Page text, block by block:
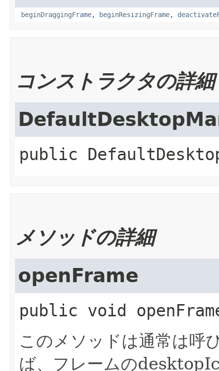
beginDraggingFrame, beginResizingFrame,
コンストラクタの詳細
public
メソッドの詳細
openFrame
public void
このメソッドは通常は呼
ば、フレームの